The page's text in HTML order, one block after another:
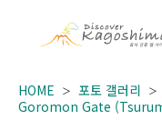
HOME
포토 갤러리
Goromon Gate